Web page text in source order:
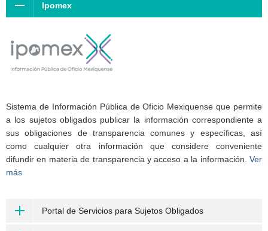
Ipomex
Sistema de Información Pública de Oficio Mexiquense que permite
a los sujetos obligados publicar la información correspondiente a
sus obligaciones de transparencia comunes y específicas, así
como cualquier otra información que considere conveniente
difundir en materia de transparencia y acceso a la información. Ver
más
Portal de Servicios para Sujetos Obligados